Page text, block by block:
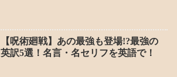
【呪術廻戦】あの最強も登場!?最強の
英訳5選！名言・名セリフを英語で！